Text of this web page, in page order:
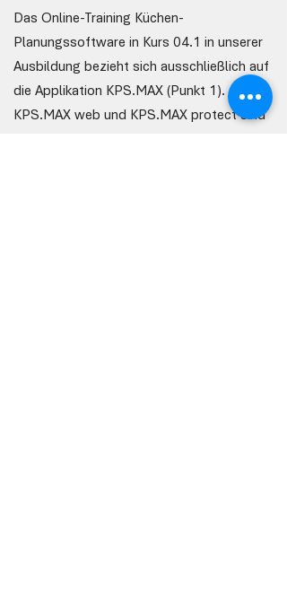
Das Online-Training Küchen-
Planungssoftware in Kurs 04.1 in unserer
Ausbildung bezieht sich ausschließlich auf
die Applikation KPS.MAX (Punkt 1).
KPS.MAX web und KPS.MAX protect sind